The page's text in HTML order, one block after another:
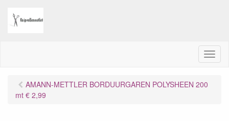
M
e
AMANN-METTLER BORDUURGAREN POLYSHEEN 200
mt € 2,99